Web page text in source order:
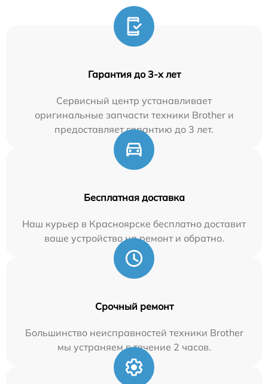
Гарантия до 3-х лет
Сервисный центр устанавливает
оригинальные запчасти техники Brother и
предоставляет гарантию до 3 лет.
Бесплатная доставка
Наш курьер в Красноярске бесплатно доставит
ваше устройство на ремонт и обратно.
Срочный ремонт
Большинство неисправностей техники Brother
мы устраняем в течение 2 часов.